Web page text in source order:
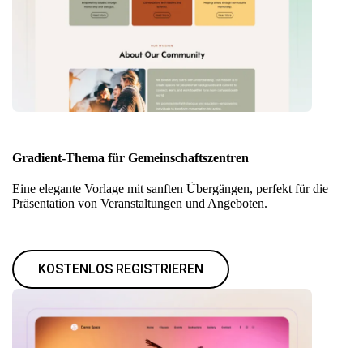
Gradient-Thema für Gemeinschaftszentren
Eine elegante Vorlage mit sanften Übergängen, perfekt für die
Präsentation von Veranstaltungen und Angeboten.
KOSTENLOS REGISTRIEREN